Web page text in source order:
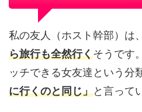
私の友人（ホスト幹部）は、
ら旅行も全然行くそうです
ッチできる女友達という分
に行くのと同じ」と言って